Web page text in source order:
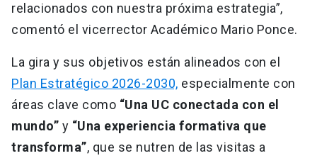
relacionados con nuestra próxima estrategia”,
comentó el vicerrector Académico Mario Ponce.
La gira y sus objetivos están alineados con el
Plan Estratégico 2026-2030, especialmente con
áreas clave como “Una UC conectada con el
mundo” y “Una experiencia formativa que
transforma”, que se nutren de las visitas a